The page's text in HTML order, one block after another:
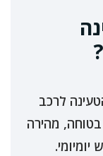
לרכב
מהירה
יומיומי.